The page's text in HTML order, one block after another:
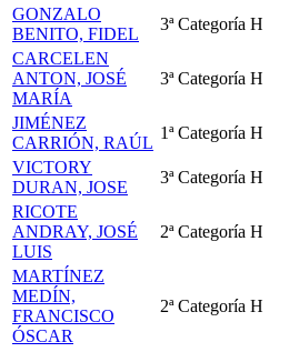
GONZALO
BENITO, FIDEL
3ª Categoría H
CARCELEN
ANTON, JOSÉ
MARÍA
3ª Categoría H
JIMÉNEZ
CARRIÓN, RAÚL
1ª Categoría H
VICTORY
DURAN, JOSE
3ª Categoría H
RICOTE
ANDRAY, JOSÉ
LUIS
2ª Categoría H
MARTÍNEZ
MEDÍN,
FRANCISCO
ÓSCAR
2ª Categoría H